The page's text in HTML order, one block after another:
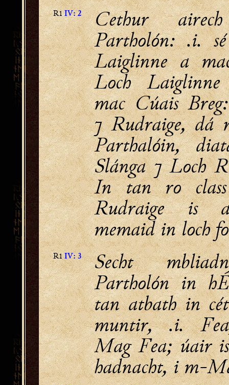
R1IV: 2
Cethur
Partholón: .i.
Laiglinne a
Loch
mac Cúais
⁊ Rudraige, dá
Parthalóin,
Slánga ⁊ Loch
In tan ro
Rudraige is
memaid in loch
R1IV: 3
Secht
Partholón in
tan atbath in
muntir, .i.
Mag Fea; úair
hadnacht, i m-